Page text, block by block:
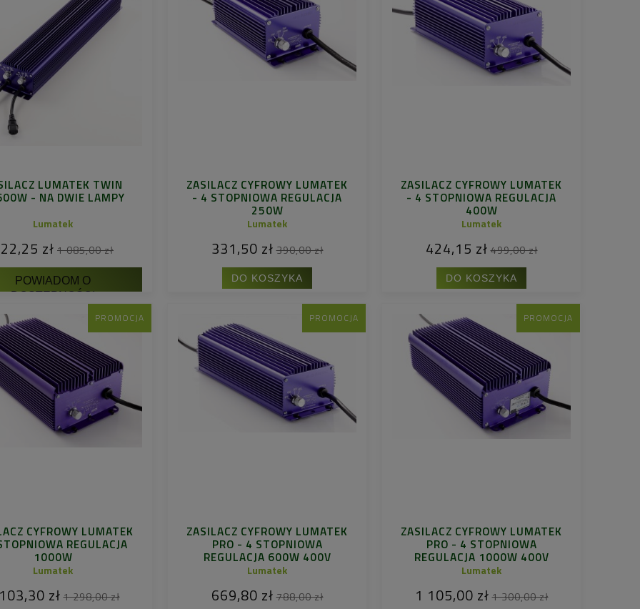
LUMATEK TWIN
- NA DWIE LAMPY
Lumatek
zł 1 085,00 zł
POWIADOM O
DOSTĘPNOŚCI
ZASILACZ CYFROWY LUMATEK
- 4 STOPNIOWA REGULACJA
250W
Lumatek
331,50 zł 390,00 zł
DO KOSZYKA
ZASILACZ CYFROWY LUMATEK
- 4 STOPNIOWA REGULACJA
400W
Lumatek
424,15 zł 499,00 zł
DO KOSZYKA
CYFROWY LUMATEK
REGULACJA
1000W
Lumatek
zł 1 298,00 zł
PROMOCJA
ZASILACZ CYFROWY LUMATEK
PRO - 4 STOPNIOWA
REGULACJA 600W 400V
Lumatek
669,80 zł 788,00 zł
PROMOCJA
ZASILACZ CYFROWY LUMATEK
PRO - 4 STOPNIOWA
REGULACJA 1000W 400V
Lumatek
1 105,00 zł 1 300,00 zł
PROMOCJA